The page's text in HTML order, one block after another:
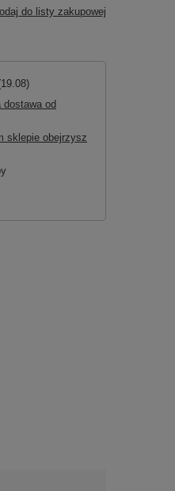
do listy zakupowej
dostawa od
sklepie obejrzysz